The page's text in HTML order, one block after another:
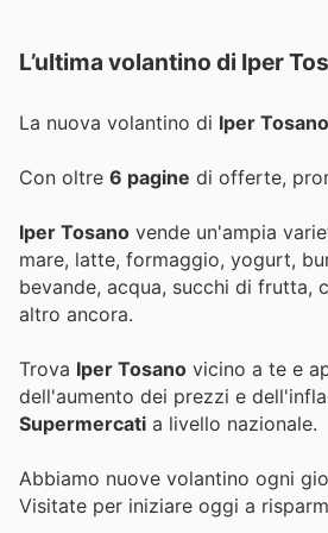
L’ultima volantino di Iper
La nuova volantino di Iper Tosano
Con oltre 6 pagine di offerte,
Iper Tosano vende un'ampia
mare, latte, formaggio, yogurt,
bevande, acqua, succhi di
altro ancora.
Trova Iper Tosano vicino a te e
dell'aumento dei prezzi e
Supermercati a livello nazionale.
Abbiamo nuove volantino ogni
Visitate per iniziare oggi a